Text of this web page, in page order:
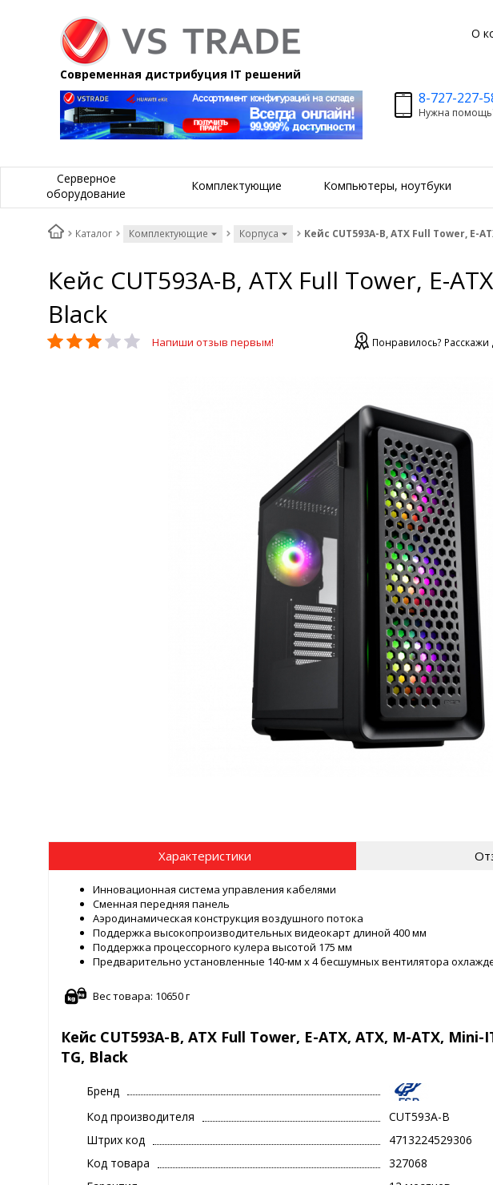
О
Современная дистрибуция IT решений
8-727-227-
Нужна
Серверное
оборудование
Комплектующие Компьютеры, ноутбуки
Каталог Комплектующие Корпуса Кейс CUT593A-B, ATX Full Tower, E-
Кейс CUT593A-B, ATX Full Tower, E-
Black
Напиши отзыв первым! Понравилось? Расскажи
Характеристики
Инновационная система управления кабелями
Сменная передняя панель
Аэродинамическая конструкция воздушного потока
Поддержка высокопроизводительных видеокарт длиной 400 мм
Поддержка процессорного кулера высотой 175 мм
Предварительно установленные 140-мм x 4 бесшумных вентилятора
Вес товара: 10650 г
Кейс CUT593A-B, ATX Full Tower, E-ATX, ATX, M-ATX, Mini-
TG, Black
Бренд
Код производителя
CUT593A-B
Штрих код
4713224529306
Код товара
327068